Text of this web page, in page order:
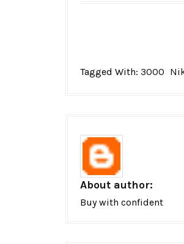
Tagged With: 3000
About author:
Buy with confident